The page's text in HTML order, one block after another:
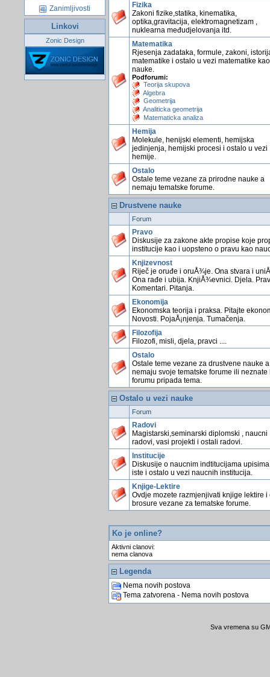
Zanimljivosti
Linkovi
Zonic Design
Fizika
Zakoni fizike,statika, kinematika,
optika,gravitacija, elektromagnetizam ,
nuklearna međudjelovanja itd.
Matematika
Rjesenja zadataka, formule, zakoni,
matematike i ostalo u vezi matematike kao
nauke.
Podforumi:
Teorija skupova
Algebra
Geometrija
Analiticka geometrija
Matematicka analiza
Hemija
Molekule, henijski elementi, hemijska
jedinjenja, hemijski procesi i ostalo u vezi
hemije.
Ostalo
Ostale teme vezane za prirodne nauke a
nemaju tematske forume.
Drustvene nauke
Forum
Pravo
Diskusije za zakone akte propise koje
institucije kao i uopsteno o pravu kao
Knjizevnost
Riječ je oruđe i oruÅ¾je. Ona stvara i
Ona rađe i ubija. KnjiÅ¾evnici. Djela.
Komentari. Pitanja.
Ekonomija
Ekonomska teorija i praksa. Pitajte
Novosti. PojaÅ¡njenja. Tumačenja.
Filozofija
Filozofi, misli, djela, pravci ....
Ostalo
Ostale teme vezane za drustvene nauke
nemaju svoje tematske forume ili neznate
forumu pripada tema.
Ostalo u vezi nauke
Forum
Radovi
Magistarski,seminarski diplomski , naucni
radovi, vasi projekti i ostali radovi.
Institucije
Diskusije o naucnim indtitucijama
iste i ostalo u vezi naucnih institucija.
Knjige-Lektire
Ovdje mozete razmjenjivati knjige lektire i
brosure vezane za tematske forume.
Ko je online?
Aktivni clanovi:
nema clanova
Legenda
Nema novih postova
Tema zatvorena - Nema novih postova
Sva vremena su